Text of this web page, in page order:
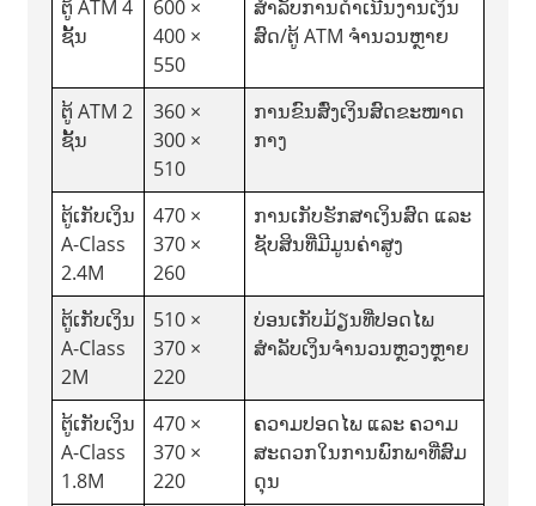
ຕູ້ ATM 4
ຊັ້ນ
600 ×
400 ×
550
ສຳລັບການດຳເນີນງານເງິນ
ສົດ/ຕູ້ ATM ຈຳນວນຫຼາຍ
ຕູ້ ATM 2
ຊັ້ນ
360 ×
300 ×
510
ການຂົນສົ່ງເງິນສົດຂະໜາດ
ກາງ
ຕູ້ເກັບເງິນ
A-Class
2.4M
470 ×
370 ×
260
ການເກັບຮັກສາເງິນສົດ ແລະ
ຊັບສິນທີ່ມີມູນຄ່າສູງ
ຕູ້ເກັບເງິນ
A-Class
2M
510 ×
370 ×
220
ບ່ອນເກັບມ້ຽນທີ່ປອດໄພ
ສຳລັບເງິນຈຳນວນຫຼວງຫຼາຍ
ຕູ້ເກັບເງິນ
A-Class
1.8M
470 ×
370 ×
220
ຄວາມປອດໄພ ແລະ ຄວາມ
ສະດວກໃນການພົກພາທີ່ສົມ
ດຸນ